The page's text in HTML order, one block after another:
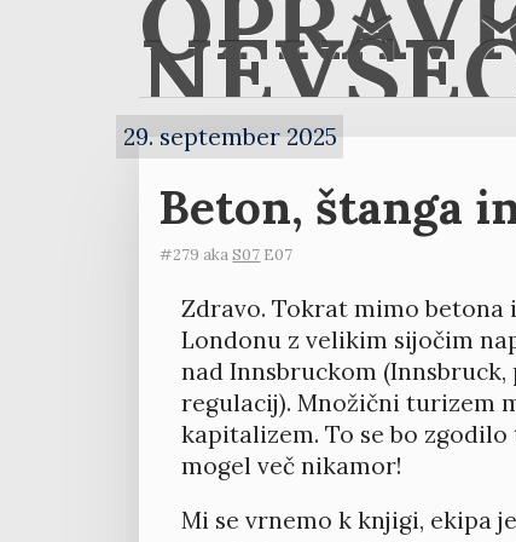
29. september 2025
Beton, štanga
#279 akaS07 E07
Zdravo. Tokrat mimo betona
Londonu z velikim sijočim
nad Innsbruckom
regulacij). Množični turizem
kapitalizem. To se bo
mogel več nikamor!
Mi se vrnemo k knjigi, ekipa